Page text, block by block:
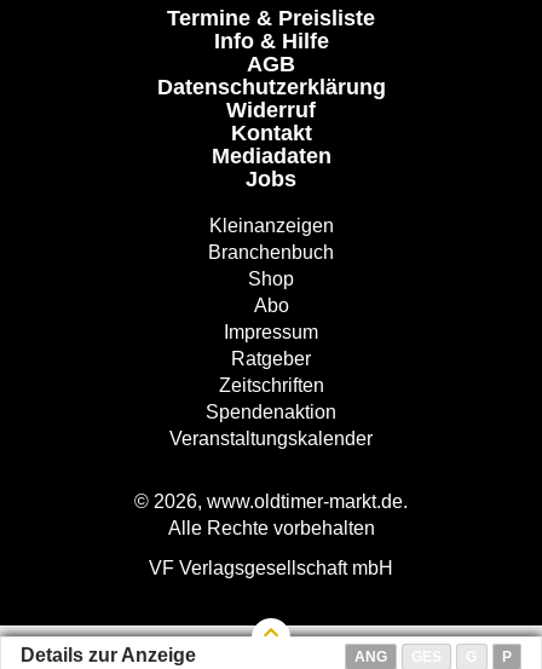
Details zur Anzeige ANG P
Termine & Preisliste
Info & Hilfe
AGB
Datenschutzerklärung
Widerruf
Kontakt
Mediadaten
Jobs
Kleinanzeigen
Branchenbuch
Shop
Abo
Impressum
Ratgeber
Zeitschriften
Spendenaktion
Veranstaltungskalender
© 2026, www.oldtimer-markt.de.
Alle Rechte vorbehalten
VF Verlagsgesellschaft mbH